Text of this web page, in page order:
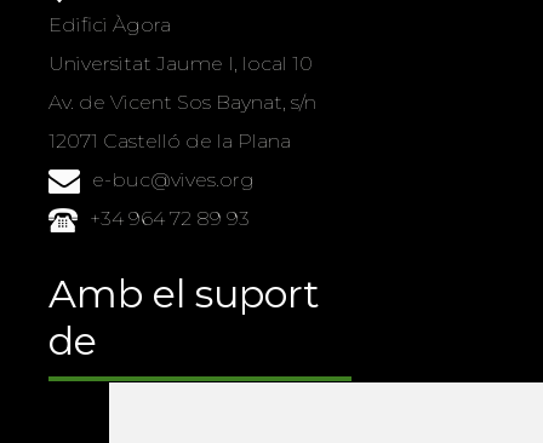
Edifici Àgora
Universitat Jaume I, local 10
Av. de Vicent Sos Baynat, s/n
12071 Castelló de la Plana
e-buc@vives.org
+34 964 72 89 93
Amb el suport
de